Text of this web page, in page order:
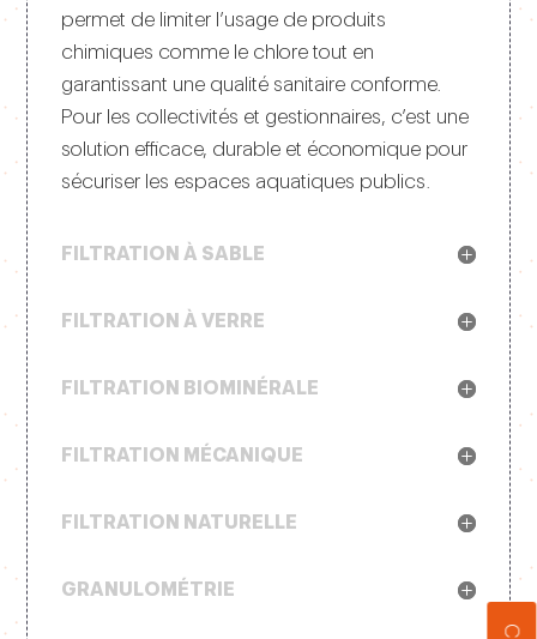
permet de limiter l’usage de produits
chimiques comme le chlore tout en
garantissant une qualité sanitaire conforme.
Pour les collectivités et gestionnaires, c’est une
solution efficace, durable et économique pour
sécuriser les espaces aquatiques publics.
FILTRATION À SABLE
FILTRATION À VERRE
FILTRATION BIOMINÉRALE
FILTRATION MÉCANIQUE
FILTRATION NATURELLE
GRANULOMÉTRIE